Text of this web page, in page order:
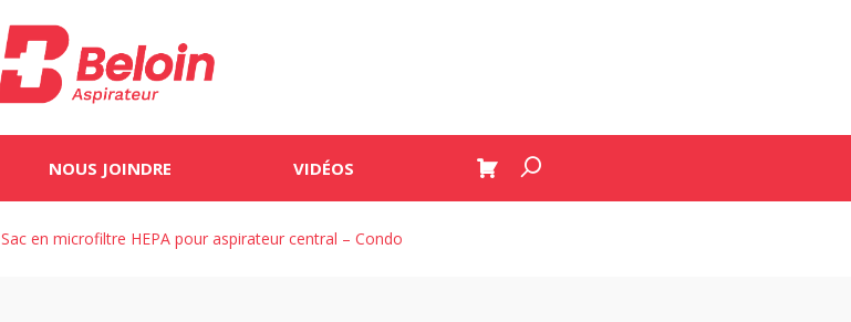
NOUS JOINDRE VIDÉOS
Sac en microfiltre HEPA pour aspirateur central – Condo